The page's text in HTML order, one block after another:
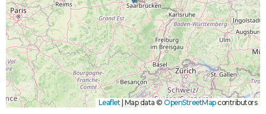
Leaflet| Map data © OpenStreetMapcontributors